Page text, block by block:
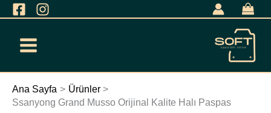
İçeriğe
Ana Sayfa
Ürünler
Ssanyong Grand Musso Orijinal Kalite Halı Paspas